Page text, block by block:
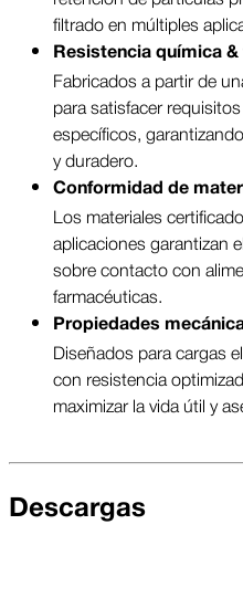
filtrado en múltiples
Resistencia química
Fabricados a partir de
para satisfacer
específicos,
y duradero.
Conformidad de
Los materiales
aplicaciones garantizan
sobre contacto con
farmacéuticas.
Propiedades
Diseñados para cargas
con resistencia
maximizar la vida útil y
Descargas